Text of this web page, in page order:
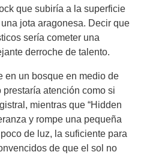
que subiría a la superficie
jota aragonesa. Decir que
sería cometer una
derroche de talento.
en un bosque en medio de
atención como si
mientras que “Hidden
y rompe una pequeña
de luz, la suficiente para
de que el sol no